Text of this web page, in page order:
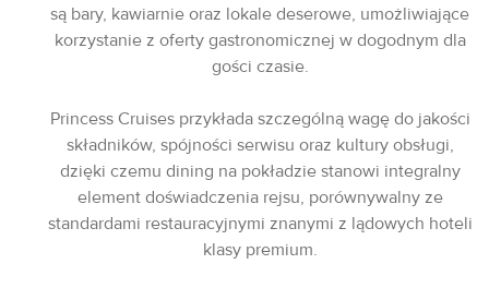
są bary, kawiarnie oraz lokale deserowe, umożliwiające
korzystanie z oferty gastronomicznej w dogodnym dla
gości czasie.
Princess Cruises przykłada szczególną wagę do jakości
składników, spójności serwisu oraz kultury obsługi,
dzięki czemu dining na pokładzie stanowi integralny
element doświadczenia rejsu, porównywalny ze
standardami restauracyjnymi znanymi z lądowych hoteli
klasy premium.